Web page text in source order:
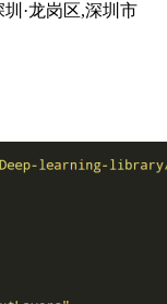
圳·龙岗区,深圳市